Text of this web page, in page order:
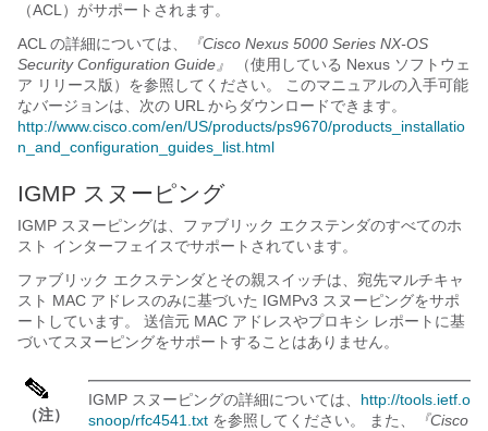
（ACL）がサポートされます。
ACL の詳細については、
『Cisco Nexus 5000 Series NX-OS
Security Configuration Guide』
（使用している Nexus ソフトウェ
ア リリース版）を参照してください。 このマニュアルの入手可能
なバージョンは、次の URL からダウンロードできます。
http://www.cisco.com/en/US/products/ps9670/products_installatio
n_and_configuration_guides_list.html
IGMP スヌーピング
IGMP スヌーピングは、 ファブリック エクステンダのすべてのホ
スト インターフェイスでサポートされています。
ファブリック エクステンダとその親スイッチは、宛先マルチキャ
スト MAC アドレスのみに基づいた IGMPv3 スヌーピングをサポ
ートしています。 送信元 MAC アドレスやプロキシ レポートに基
づいてスヌーピングをサポートすることはありません。
（注）
IGMP スヌーピングの詳細については、 http://
snoop/rfc4541.txt を参照してください。 また、
『Cisco